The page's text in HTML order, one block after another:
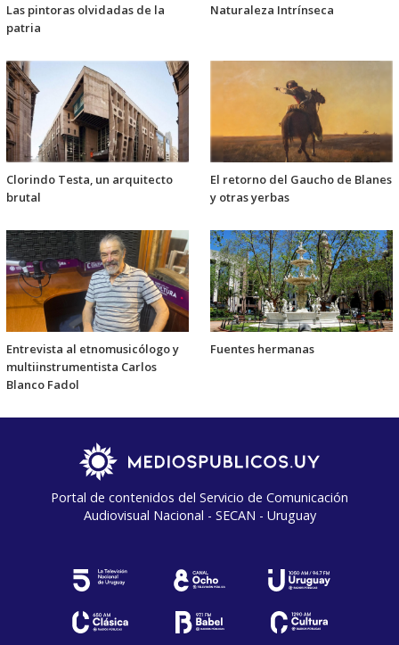
Las pintoras olvidadas de la
patria
Naturaleza Intrínseca
Clorindo Testa, un arquitecto
brutal
El retorno del Gaucho de Blanes
y otras yerbas
Entrevista al etnomusicólogo y
multiinstrumentista Carlos
Blanco Fadol
Fuentes hermanas
Portal de contenidos del Servicio de Comunicación
Audiovisual Nacional - SECAN - Uruguay